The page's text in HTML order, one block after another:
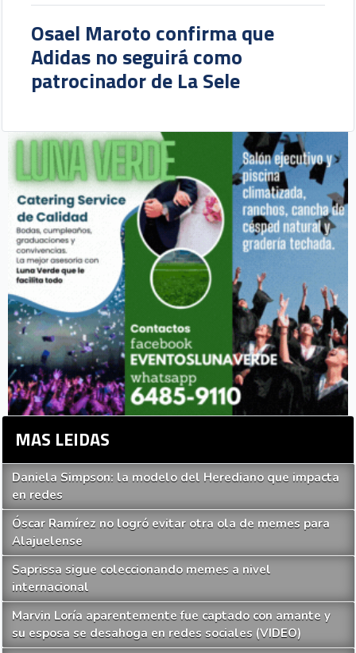
Osael Maroto confirma que
Adidas no seguirá como
patrocinador de La Sele
MAS LEIDAS
Daniela Simpson: la modelo del Herediano que impacta
en redes
Óscar Ramírez no logró evitar otra ola de memes para
Alajuelense
Saprissa sigue coleccionando memes a nivel
internacional
Marvin Loría aparentemente fue captado con amante y
su esposa se desahoga en redes sociales (VIDEO)